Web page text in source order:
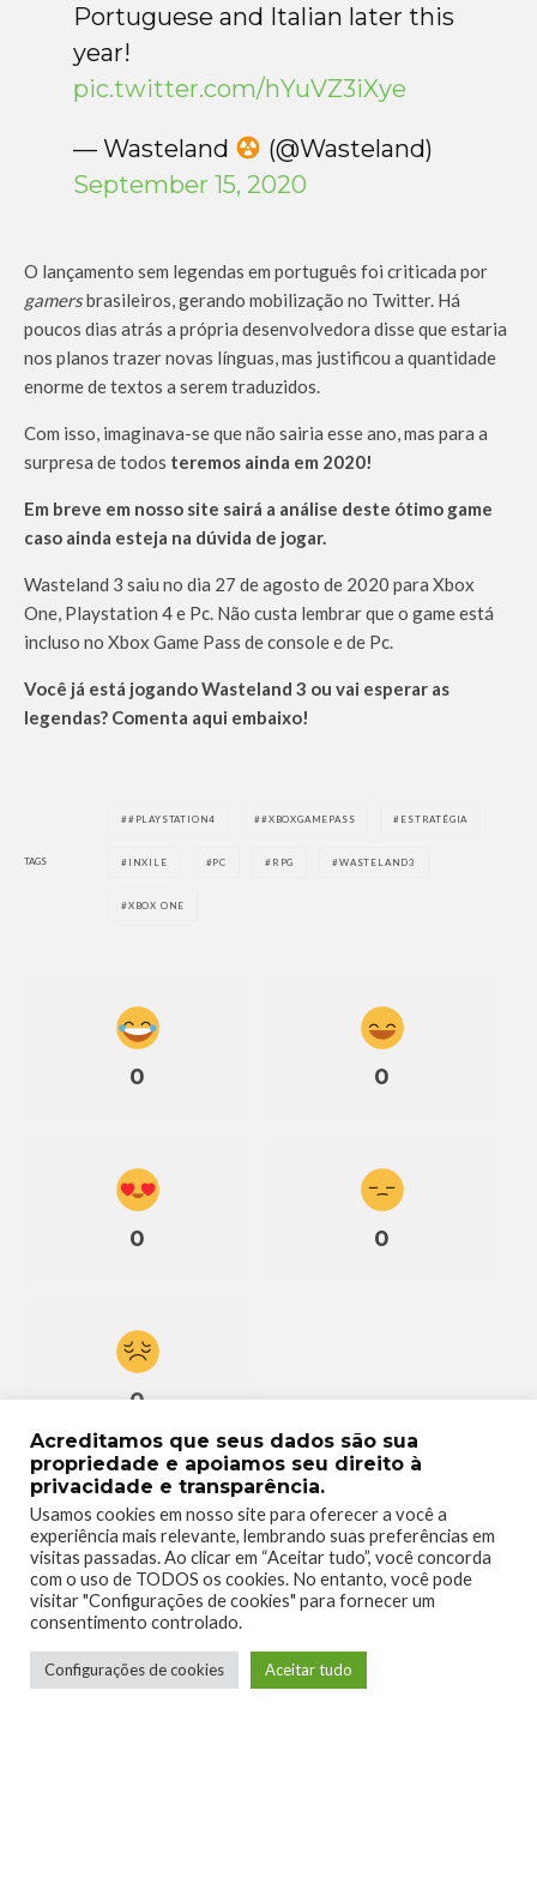
Portuguese and Italian later this
year!
pic.twitter.com/hYuVZ3iXye
— Wasteland
(@Wasteland)
September 15, 2020
O lançamento sem legendas em português foi criticada por
gamersbrasileiros, gerando mobilização no Twitter. Há
poucos dias atrás a própria desenvolvedora disse que estaria
nos planos trazer novas línguas, mas justificou a quantidade
enorme de textos a serem traduzidos.
Com isso, imaginava-se que não sairia esse ano, mas para a
surpresa de todos teremos ainda em 2020!
Em breve em nosso site sairá a análise deste ótimo game
caso ainda esteja na dúvida de jogar.
Wasteland 3 saiu no dia 27 de agosto de 2020 para Xbox
One, Playstation 4 e Pc. Não custa lembrar que o game está
incluso no Xbox Game Pass de console e de Pc.
Você já está jogando Wasteland 3 ou vai esperar as
legendas? Comenta aqui embaixo!
TAGS
#PLAYSTATION4 #XBOXGAMEPASS ESTRATÉGIA
INXILE PC RPG WASTELAND3
XBOX ONE
0 0
0 0
0
Acreditamos que seus dados são sua
propriedade e apoiamos seu direito à
privacidade e transparência.
Usamos cookies em nosso site para oferecer a você a
experiência mais relevante, lembrando suas preferências em
visitas passadas. Ao clicar em “Aceitar tudo”, você concorda
com o uso de TODOS os cookies. No entanto, você pode
visitar "Configurações de cookies" para fornecer um
consentimento controlado.
Configurações de cookies Aceitar tudo